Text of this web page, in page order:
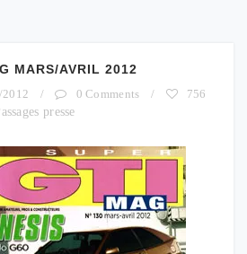
MARS/AVRIL 2012
/ 0 Comments /
756
presse